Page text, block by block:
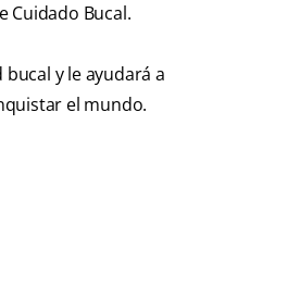
Cuidado Bucal.
y le ayudará a
el mundo.